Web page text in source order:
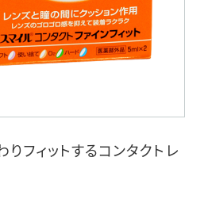
フィットするコンタクトレ